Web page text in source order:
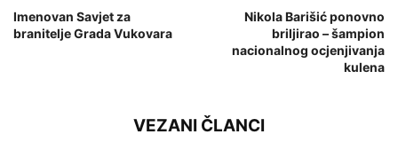
Imenovan Savjet za
branitelje Grada Vukovara
Nikola Barišić ponovno
briljirao – šampion
nacionalnog ocjenjivanja
kulena
VEZANI ČLANCI